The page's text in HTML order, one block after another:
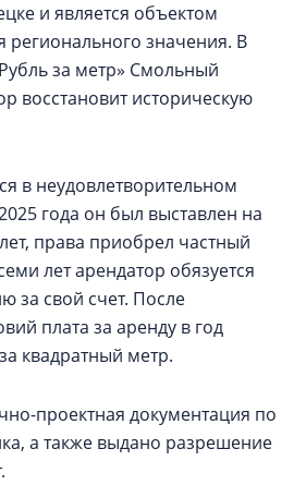
и является объектом
регионального значения. В
за метр» Смольный
восстановит историческую
в неудовлетворительном
года он был выставлен на
права приобрел частный
лет арендатор обязуется
за свой счет. После
плата за аренду в год
квадратный метр.
проектная документация по
а также выдано разрешение